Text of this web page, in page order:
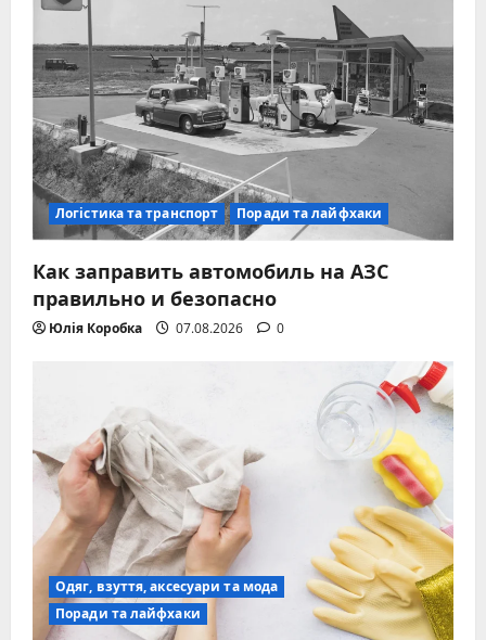
Логістика та транспорт Поради та лайфхаки
Как заправить автомобиль на АЗС
правильно и безопасно
Юлія Коробка 07.08.2026 0
Одяг, взуття, аксесуари та мода
Поради та лайфхаки